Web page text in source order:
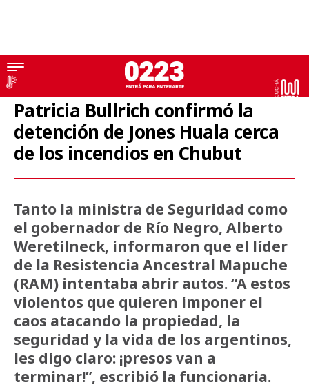
Patricia Bullrich
Patricia Bullrich confirmó la
detención de Jones Huala cerca
de los incendios en Chubut
Tanto la ministra de Seguridad como
el gobernador de Río Negro, Alberto
Weretilneck, informaron que el líder
de la Resistencia Ancestral Mapuche
(RAM) intentaba abrir autos. “A estos
violentos que quieren imponer el
caos atacando la propiedad, la
seguridad y la vida de los argentinos,
les digo claro: ¡presos van a
terminar!”, escribió la funcionaria.